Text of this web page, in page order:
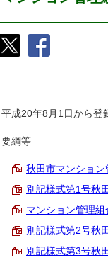
平成20年8月1日から登
要綱等
秋田市マンション
別記様式第1号秋
マンション管理組
別記様式第2号秋
別記様式第3号秋